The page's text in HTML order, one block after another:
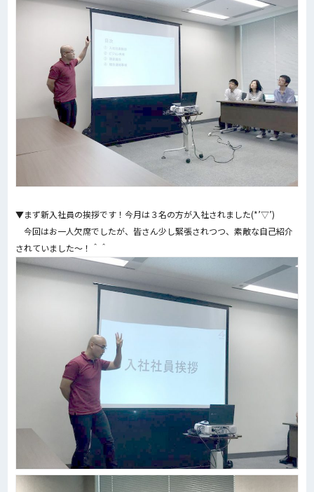
▼まず新入社員の挨拶です！今月は３名の方が入社されました(*’▽’)
今回はお一人欠席でしたが、皆さん少し緊張されつつ、素敵な自己紹介
されていました～！＾＾